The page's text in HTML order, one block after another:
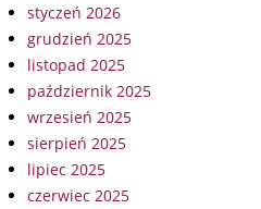
styczeń 2026
grudzień 2025
listopad 2025
październik 2025
wrzesień 2025
sierpień 2025
lipiec 2025
czerwiec 2025